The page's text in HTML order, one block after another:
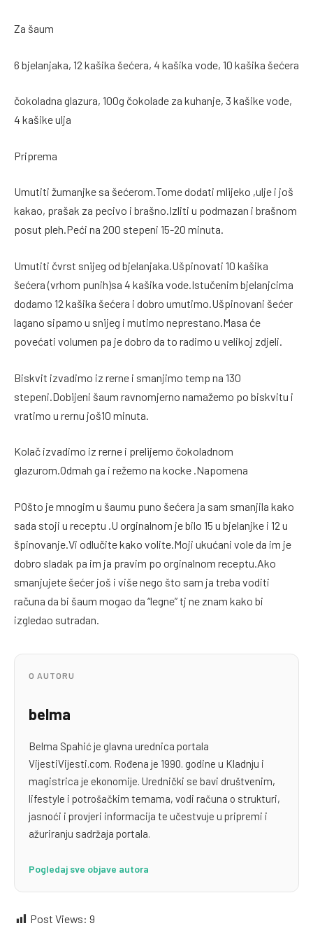
Za šaum
6 bjelanjaka, 12 kašika šećera, 4 kašika vode, 10 kašika šećera
čokoladna glazura, 100g čokolade za kuhanje, 3 kašike vode,
4 kašike ulja
Priprema
Umutiti žumanjke sa šećerom.Tome dodati mlijeko ,ulje i još
kakao, prašak za pecivo i brašno.Izliti u podmazan i brašnom
posut pleh.Peći na 200 stepeni 15-20 minuta.
Umutiti čvrst snijeg od bjelanjaka.Ušpinovati 10 kašika
šećera (vrhom punih)sa 4 kašika vode.Istučenim bjelanjcima
dodamo 12 kašika šećera i dobro umutimo.Ušpinovani šećer
lagano sipamo u snijeg i mutimo neprestano.Masa će
povećati volumen pa je dobro da to radimo u velikoj zdjeli.
Biskvit izvadimo iz rerne i smanjimo temp na 130
stepeni.Dobijeni šaum ravnomjerno namažemo po biskvitu i
vratimo u rernu još10 minuta.
Kolač izvadimo iz rerne i prelijemo čokoladnom
glazurom.Odmah ga i režemo na kocke .Napomena
POšto je mnogim u šaumu puno šećera ja sam smanjila kako
sada stoji u receptu .U orginalnom je bilo 15 u bjelanjke i 12 u
špinovanje.Vi odlučite kako volite.Moji ukućani vole da im je
dobro sladak pa im ja pravim po orginalnom receptu.Ako
smanjujete šećer još i više nego što sam ja treba voditi
računa da bi šaum mogao da “legne” tj ne znam kako bi
izgledao sutradan.
O AUTORU
belma
Belma Spahić je glavna urednica portala
VijestiVijesti.com. Rođena je 1990. godine u Kladnju i
magistrica je ekonomije. Urednički se bavi društvenim,
lifestyle i potrošačkim temama, vodi računa o strukturi,
jasnoći i provjeri informacija te učestvuje u pripremi i
ažuriranju sadržaja portala.
Pogledaj sve objave autora
Post Views: 9